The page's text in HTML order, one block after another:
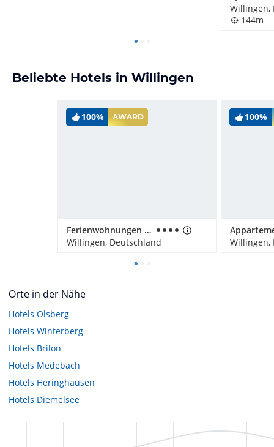
Willingen,
144m
Beliebte Hotels in Willingen
100% AWARD
Ferienwohnungen Landhaus Meran
Willingen, Deutschland
100%
Willingen,
Orte in der Nähe
Hotels Olsberg
Hotels Winterberg
Hotels Brilon
Hotels Medebach
Hotels Heringhausen
Hotels Diemelsee